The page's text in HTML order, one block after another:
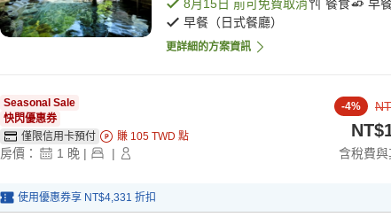
8月15日 前可免費取消 餐食 早
早餐（日式餐廳）
更詳細的方案資訊
Seasonal Sale
快閃優惠券
僅限信用卡預付
賺 105 TWD 點
房價： 1 晚 | |
-4%
含稅費與
使用優惠券享 NT$4,331 折扣